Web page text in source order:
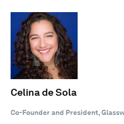
Celina de Sola
Co-Founder and President,